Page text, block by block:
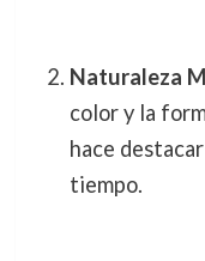
Naturaleza
color y la
hace
tiempo.